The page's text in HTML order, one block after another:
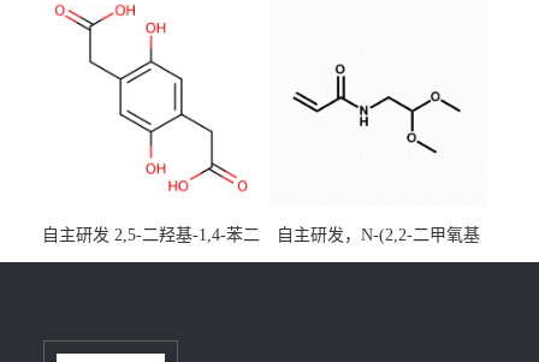
[3,2,1-de]蒽CAS号2648896-
装，实验室现货直发
自主研发 2,5-二羟基-1,4-苯二
乙酸CAS号5488-16-4；公斤
百公斤级可供应
自主研发，N-(2,2-二甲氧基
乙基)丙烯酰胺CAS号49707-